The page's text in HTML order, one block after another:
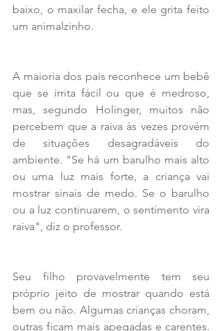
baixo, o maxilar fecha, e ele grita feito
um animalzinho.
A maioria dos pais reconhece um bebê
que se irrita fácil ou que é medroso,
mas, segundo Holinger, muitos não
percebem que a raiva às vezes provém
de situações desagradáveis do
ambiente. "Se há um barulho mais alto
ou uma luz mais forte, a criança vai
mostrar sinais de medo. Se o barulho
ou a luz continuarem, o sentimento vira
raiva", diz o professor.
Seu filho provavelmente tem seu
próprio jeito de mostrar quando está
bem ou não. Algumas crianças choram,
outras ficam mais apegadas e carentes.